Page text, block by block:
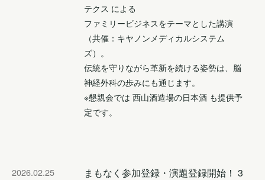
テクス による
ファミリービジネスをテーマとした講演
（共催：キヤノンメディカルシステム
ズ）。
伝統を守りながら革新を続ける姿勢は、脳
神経外科の歩みにも通じます。
※懇親会では 西山酒造場の日本酒 も提供予
定です。
2026.02.25
まもなく参加登録・演題登録開始！ 3